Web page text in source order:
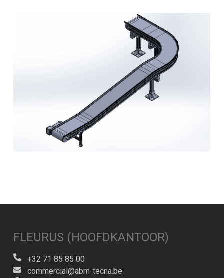
FLEURUS (HOOFDKANTOOR)
+32 71 85 85 00
commercial@abm-tecna.be